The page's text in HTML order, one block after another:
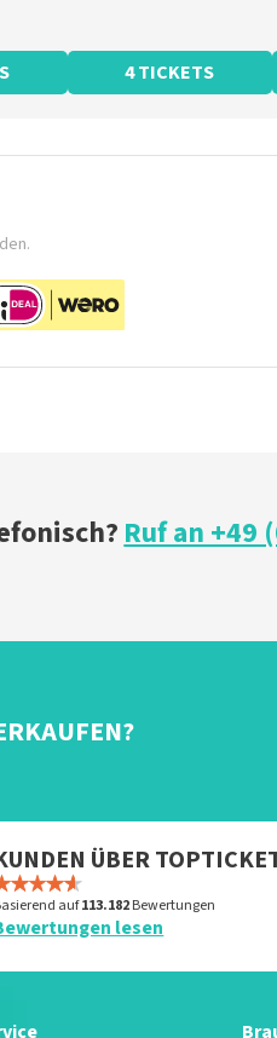
4 TICKETS
Ruf an +49
ÜBER
auf113.182Bewertungen
lesen